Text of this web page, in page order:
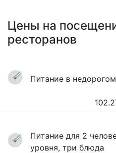
Цены на
ресторанов
Питание в
Питание для 2
уровня, три блюда